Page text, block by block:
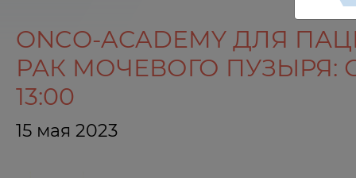
ONCO-ACADEMY ДЛЯ
РАК МОЧЕВОГО ПУЗЫРЯ:
13:00
15 мая 2023